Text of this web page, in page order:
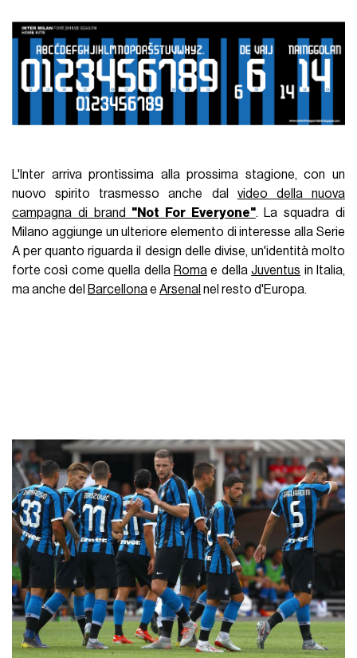
L'Inter arriva prontissima alla prossima stagione, con un
nuovo spirito trasmesso anche dal video della nuova
campagna di brand "Not For Everyone". La squadra di
Milano aggiunge un ulteriore elemento di interesse alla Serie
A per quanto riguarda il design delle divise, un'identità molto
forte così come quella della Roma e dellaJuventus in Italia,
ma anche del BarcellonaeArsenal nel resto d'Europa.